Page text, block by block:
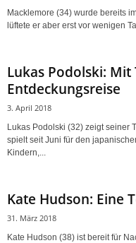
Macklemore (34) wurde bereits
lüftete er aber erst vor wenigen
Lukas Podolski:
Entdeckungsreise
3. April 2018
Lukas Podolski (32) zeigt seiner
spielt seit Juni für den
Kindern,...
Kate Hudson: Eine
31. März 2018
Kate Hudson (38) ist bereit für